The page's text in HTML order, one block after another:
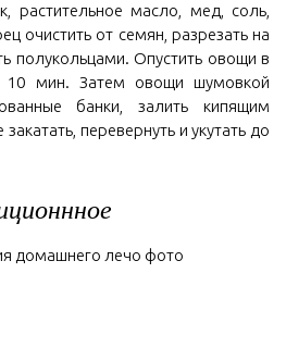
растительное масло, мед, соль,
очистить от семян, разрезать на
полукольцами. Опустить овощи в
10 мин. Затем овощи шумовкой
банки, залить кипящим
перевернуть и укутать до